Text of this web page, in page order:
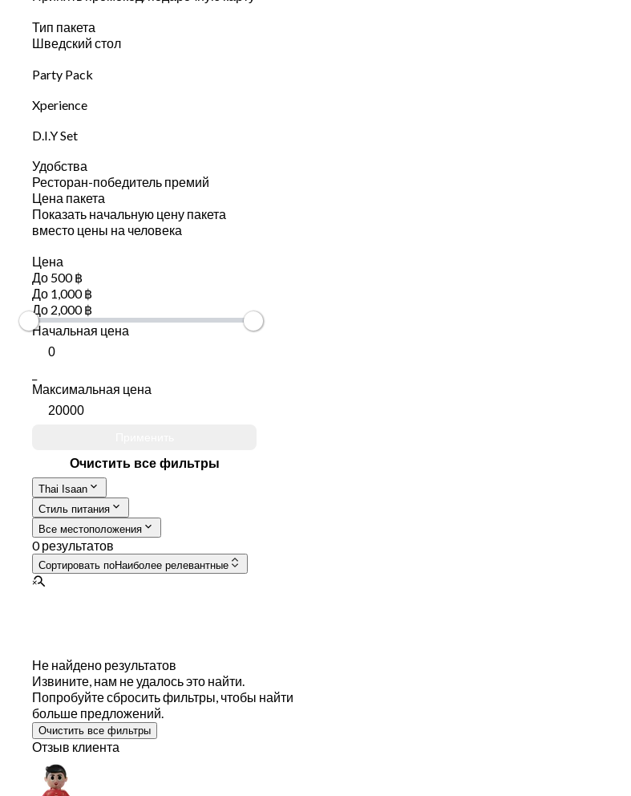
Тип пакета
Шведский стол
Party Pack
Xperience
D.I.Y Set
Удобства
Ресторан-победитель премий
Цена пакета
Показать начальную цену пакета
вместо цены на человека
Цена
До 500 ฿
До 1,000 ฿
До 2,000 ฿
Начальная цена
Максимальная цена
Очистить все фильтры
Thai Isaan
Стиль питания
Все местоположения
0 результатов
Сортировать поНаиболее релевантные
Не найдено результатов
Извините, нам не удалось это найти.
Попробуйте сбросить фильтры, чтобы найти
больше предложений.
Очистить все фильтры
Отзыв клиента